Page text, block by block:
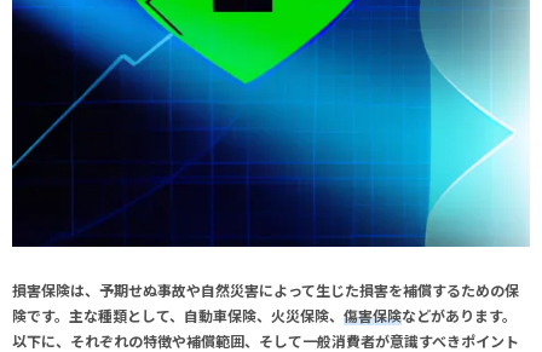
損害保険は、予期せぬ事故や自然災害によって生じた損害を補償するための保
険です。主な種類として、 自動車保険、 火災保険、 傷害保険などがあります。
以下に、それぞれの特徴や補償範囲、そして一般消費者が意識すべきポイント